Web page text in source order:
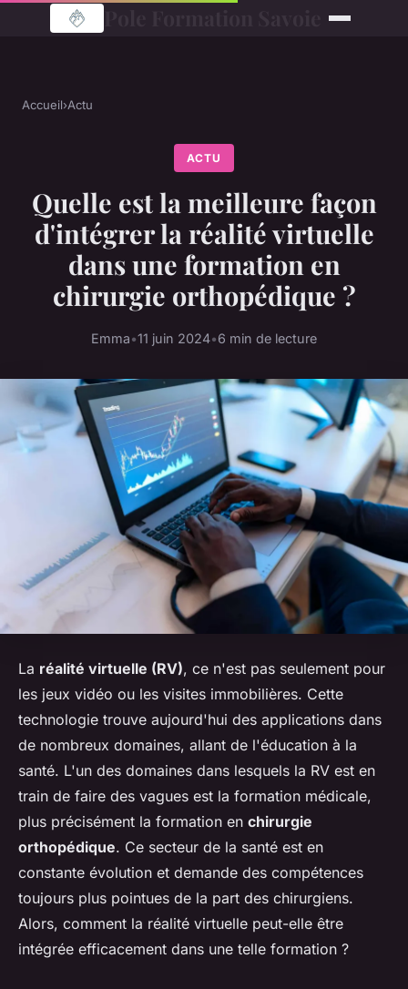
Accueil›Actu
ACTU
Quelle est la meilleure façon
d'intégrer la réalité virtuelle
dans une formation en
chirurgie orthopédique ?
Emma•11 juin 2024•6 min de lecture
La réalité virtuelle (RV), ce n'est pas seulement pour
les jeux vidéo ou les visites immobilières. Cette
technologie trouve aujourd'hui des applications dans
de nombreux domaines, allant de l'éducation à la
santé. L'un des domaines dans lesquels la RV est en
train de faire des vagues est la formation médicale,
plus précisément la formation en chirurgie
orthopédique. Ce secteur de la santé est en
constante évolution et demande des compétences
toujours plus pointues de la part des chirurgiens.
Alors, comment la réalité virtuelle peut-elle être
intégrée efficacement dans une telle formation ?